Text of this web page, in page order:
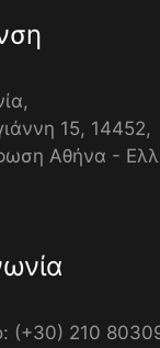
15, 14452,
Αθήνα -
(+30) 210